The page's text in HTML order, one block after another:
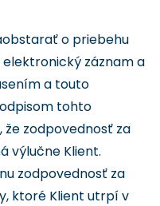
o priebehu
záznam a
a touto
tohto
že zodpovednosť za
výlučne Klient.
zodpovednosť za
ktoré Klient utrpí v